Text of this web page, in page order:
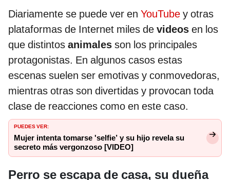
Diariamente se puede ver en YouTube y otras
plataformas de Internet miles de videos en los
que distintos animales son los principales
protagonistas. En algunos casos estas
escenas suelen ser emotivas y conmovedoras,
mientras otras son divertidas y provocan toda
clase de reacciones como en este caso.
PUEDES VER:
Mujer intenta tomarse 'selfie’ y su hijo revela su
secreto más vergonzoso [VIDEO]
Perro se escapa de casa, su dueña